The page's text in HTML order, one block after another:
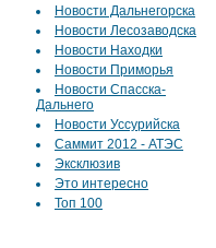
Новости Дальнегорска
Новости Лесозаводска
Новости Находки
Новости Приморья
Новости Спасска-
Дальнего
Новости Уссурийска
Саммит 2012 - АТЭС
Эксклюзив
Это интересно
Топ 100